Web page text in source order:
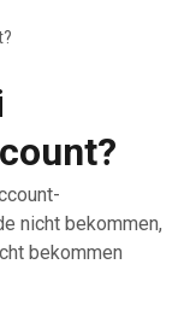
nicht bekommen,
bekommen